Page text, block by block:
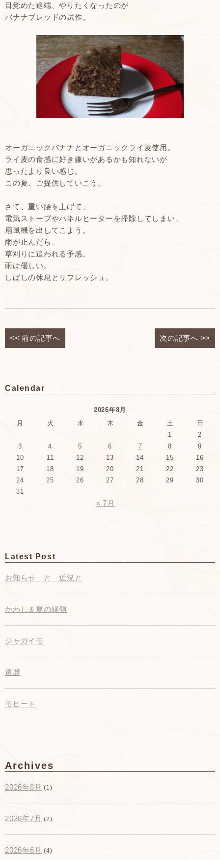
目覚めた途端、やりたくなったのが
バナナブレッドの試作。
オーガニックバナナとオーガニックライ麦使用。
ライ麦の食感に好き嫌いがあるかも知れないが
思ったより良い感じ。
この夏、ご提供していこう。
さて、重い腰を上げて、
電気ストーブやパネルヒーターを掃除してしまい、
扇風機を出してこよう。
雨が止んだら、
草刈りに追われる予感。
雨は優しい。
しばしの休息とリフレッシュ。
<<前の記事へ 次の記事へ >>
Calendar
2026年8月
月
火 水 木 金 土
日
1
2
3
4 5 6 7 8
9
10
11 12 13 14 15
16
17
18 19 20 21 22
23
24
25 26 27 28 29
30
31
« 7月
Latest Post
お知らせ と 近況と
かわしま夏の縁側
ジャガイモ
還暦
モヒート
Archives
2026年8月 (1)
2026年7月 (2)
2026年6月 (4)